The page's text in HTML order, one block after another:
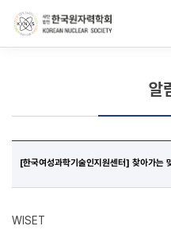
알
[한국여성과학기술인지원센터] 찾아가는
WISET